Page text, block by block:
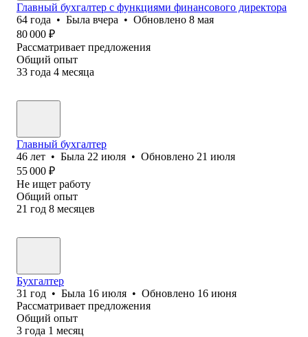
Главный бухгалтер с функциями финансового директора
64 года • Была вчера • Обновлено 8 мая
80 000 ₽
Рассматривает предложения
Общий опыт
33 года 4 месяца
Главный бухгалтер
46 лет • Была 22 июля • Обновлено 21 июля
55 000 ₽
Не ищет работу
Общий опыт
21 год 8 месяцев
Бухгалтер
31 год • Была 16 июля • Обновлено 16 июня
Рассматривает предложения
Общий опыт
3 года 1 месяц